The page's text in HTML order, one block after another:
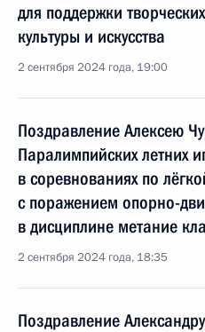
для поддержки
культуры и искусства
2 сентября 2024 года, 19:00
Поздравление Алексею
Паралимпийских летних
в соревнованиях по
с поражением опорно-
в дисциплине метание
2 сентября 2024 года, 18:35
Поздравление